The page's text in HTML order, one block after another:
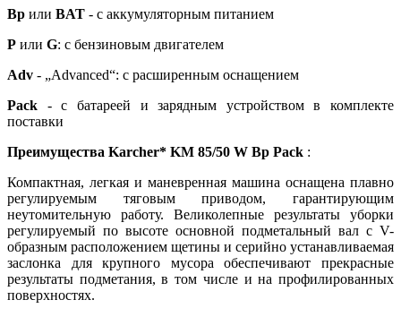
Bp или BAT - с аккумуляторным питанием
P или G: с бензиновым двигателем
Adv - „Advanced“: с расширенным оснащением
Pack - с батареей и зарядным устройством в комплекте
поставки
Преимущества Karcher* KM 85/50 W Bp Pack :
Компактная, легкая и маневренная машина оснащена плавно
регулируемым тяговым приводом, гарантирующим
неутомительную работу. Великолепные результаты уборки
регулируемый по высоте основной подметальный вал с V-
образным расположением щетины и серийно устанавливаемая
заслонка для крупного мусора обеспечивают прекрасные
результаты подметания, в том числе и на профилированных
поверхностях.